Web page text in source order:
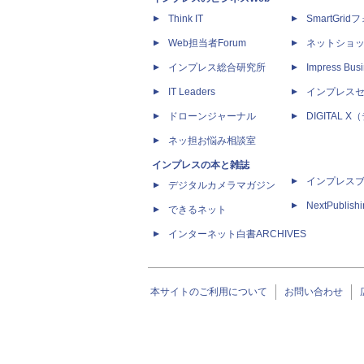
Think IT
Web担当者Forum
インプレス総合研究所
IT Leaders
ドローンジャーナル
ネッ担お悩み相談室
インプレスの本と雑誌
デジタルカメラマガジン
できるネット
インターネット白書ARCHIVES
SmartGridフ
ネットショ
Impress
インプレス
DIGITAL X（
インプレス
本サイトのご利用について お問い合わせ